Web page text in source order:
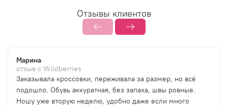
Отзывы клиентов
Марина
отзыв с Wildberries
Заказывала кроссовки, переживала за размер, но всё
подошло. Обувь аккуратная, без запаха, швы ровные.
Ношу уже вторую неделю, удобно даже если много